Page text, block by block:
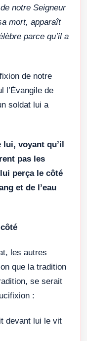
notre Seigneur
mort, apparaît
parce qu’il a
de notre
l’Évangile de
soldat lui a
lui, voyant qu’il
pas les
perça le côté
et de l’eau
les autres
que la tradition
se serait
:
devant lui le vit